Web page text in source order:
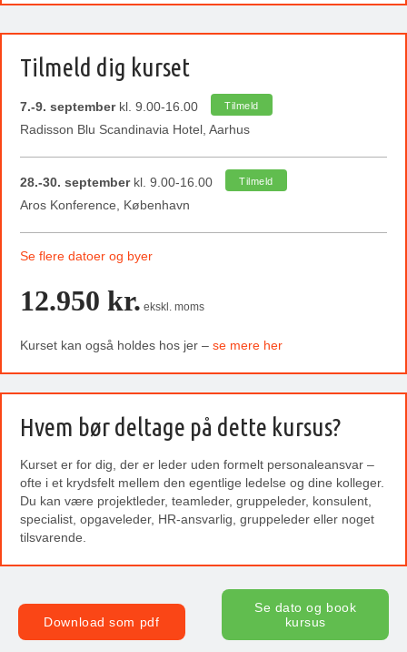
Tilmeld dig kurset
7.-9. septemberkl. 9.00-16.00 Tilmeld
Radisson Blu Scandinavia Hotel, Aarhus
28.-30. septemberkl. 9.00-16.00 Tilmeld
Aros Konference, København
Se flere datoer og byer
12.950 kr. ekskl. moms
Kurset kan også holdes hos jer – se mere her
Hvem bør deltage på dette kursus?
Kurset er for dig, der er leder uden formelt personaleansvar –
ofte i et krydsfelt mellem den egentlige ledelse og dine kolleger.
Du kan være projektleder, teamleder, gruppeleder, konsulent,
specialist, opgaveleder, HR-ansvarlig, gruppeleder eller noget
tilsvarende.
Download som pdf
Se dato og book
kursus